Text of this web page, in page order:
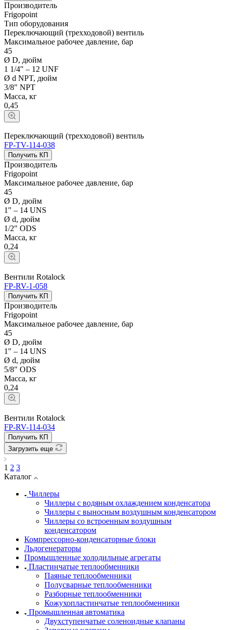
Производитель
Frigopoint
Тип оборудования
Переключающий (трехходовой) вентиль
Максимальное рабочее давление, бар
45
Ø D, дюйм
1 1/4" – 12 UNF
Ø d NPT, дюйм
3/8" NPT
Масса, кг
0,45
Переключающий (трехходовой) вентиль
FP-TV-114-038
Получить КП
Производитель
Frigopoint
Максимальное рабочее давление, бар
45
Ø D, дюйм
1" – 14 UNS
Ø d, дюйм
1/2" ODS
Масса, кг
0,24
Вентили Rotalock
FP-RV-1-058
Получить КП
Производитель
Frigopoint
Максимальное рабочее давление, бар
45
Ø D, дюйм
1" – 14 UNS
Ø d, дюйм
5/8" ODS
Масса, кг
0,24
Вентили Rotalock
FP-RV-114-034
Получить КП
Загрузить еще
1 2 3
Каталог
Чиллеры
Чиллеры с водяным охлаждением конденсатора
Чиллеры с выносным воздушным конденсатором
Чиллеры со встроенным воздушным
конденсатором
Компрессорно-конденсаторные блоки
Льдогенераторы
Промышленные холодильные агрегаты
Пластинчатые теплообменники
Паяные теплообменники
Полусварные теплообменники
Разборные теплообменники
Кожухопластинчатые теплообменники
Промышленная автоматика
Двухступенчатые соленоидные клапаны